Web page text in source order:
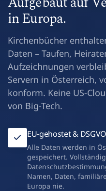
in Europa.
Kirchenbücher
Daten – Taufen,
Aufzeichnungen
Servern in Österreich,
konform. Keine US-
von Big-Tech.
EU-gehostet &
Alle Daten werden in
gespeichert.
Namen, Daten,
Europa nie.